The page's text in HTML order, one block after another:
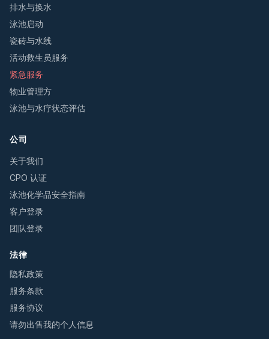
排水与换水
泳池启动
瓷砖与水线
活动救生员服务
紧急服务
物业管理方
泳池与水疗状态评估
公司
关于我们
CPO 认证
泳池化学品安全指南
客户登录
团队登录
法律
隐私政策
服务条款
服务协议
请勿出售我的个人信息